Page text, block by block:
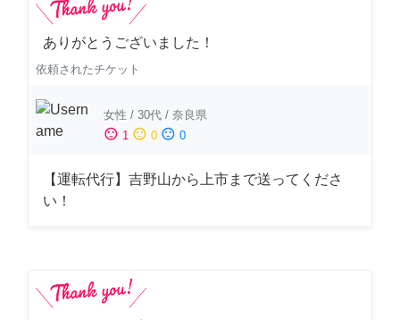
ありがとうございました！
依頼されたチケット
女性 / 30代 / 奈良県
sentiment_satisfied 1 sentiment_neutral 0 sentiment_dissatisfied 0
【運転代行】吉野山から上市まで送ってくださ
い！